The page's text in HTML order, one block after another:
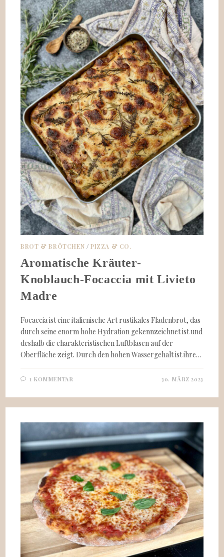
BROT & BRÖTCHEN /PIZZA & CO.
Aromatische Kräuter-
Knoblauch-Focaccia mit Livieto
Madre
Focaccia ist eine italienische Art rustikales Fladenbrot, das
durch seine enorm hohe Hydration gekennzeichnet ist und
deshalb die charakteristischen Luftblasen auf der
Oberfläche zeigt. Durch den hohen Wassergehalt ist ihre…
1 KOMMENTAR 30. MÄRZ 2023